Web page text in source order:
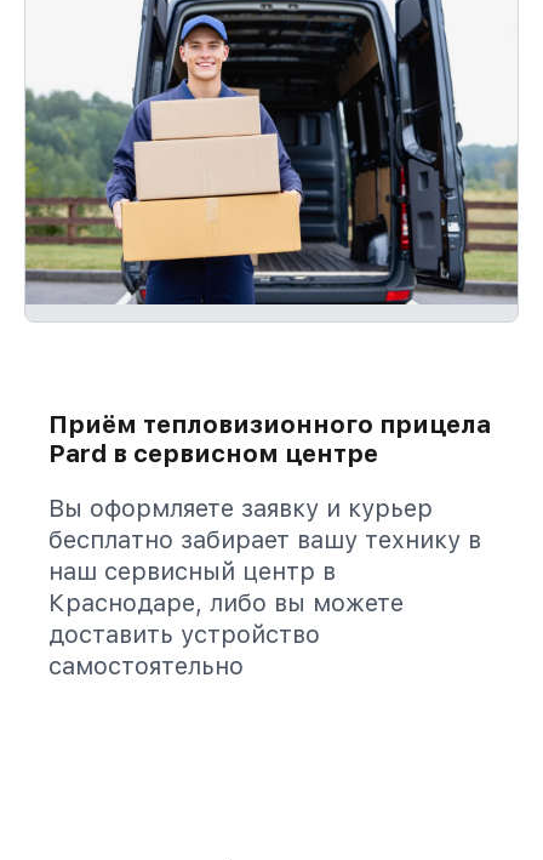
Приём тепловизионного прицела
Pard в сервисном центре
Вы оформляете заявку и курьер
бесплатно забирает вашу технику в
наш сервисный центр в
Краснодаре, либо вы можете
доставить устройство
самостоятельно